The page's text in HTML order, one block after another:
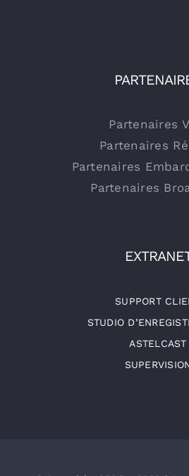
Partenaires
Partenaires
Partenaires
Partenaires
SUPPORT
STUDIO
ASTELCAST